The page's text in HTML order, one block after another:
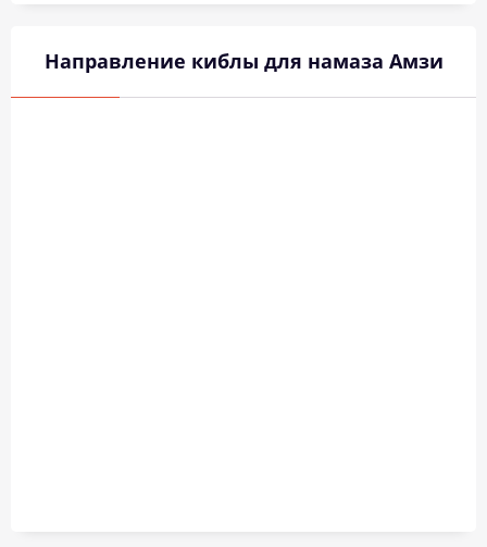
Направление киблы для намаза Амзи